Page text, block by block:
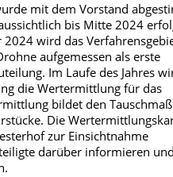
mit dem Vorstand
bis Mitte 2024
wird das
aufgemessen als erste
Im Laufe des Jahres
die Wertermittlung für das
bildet den
Die
zur Einsichtnahme
darüber informieren